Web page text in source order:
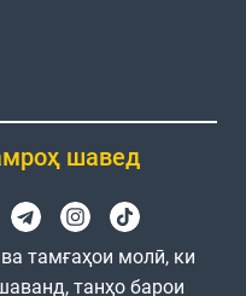
шавед
тамғаҳои молӣ, ки
танҳо барои